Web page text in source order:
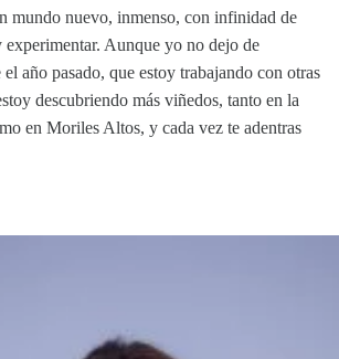
mundo nuevo, inmenso, con infinidad de
experimentar. Aunque yo no dejo de
año pasado, que estoy trabajando con otras
descubriendo más viñedos, tanto en la
en Moriles Altos, y cada vez te adentras